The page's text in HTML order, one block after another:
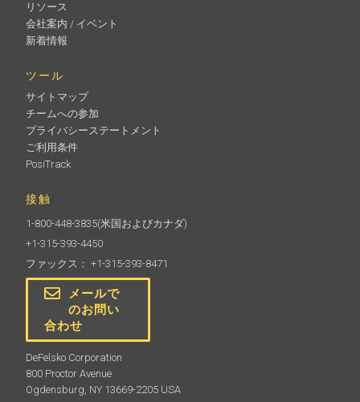
リソース
会社案内 / イベント
新着情報
ツール
サイトマップ
チームへの参加
プライバシーステートメント
ご利用条件
PosiTrack
接触
1-800-448-3835(米国およびカナダ)
+1-315-393-4450
ファックス： +1-315-393-8471
メールで
のお問い
合わせ
DeFelsko Corporation
800 Proctor Avenue
Ogdensburg, NY 13669-2205 USA